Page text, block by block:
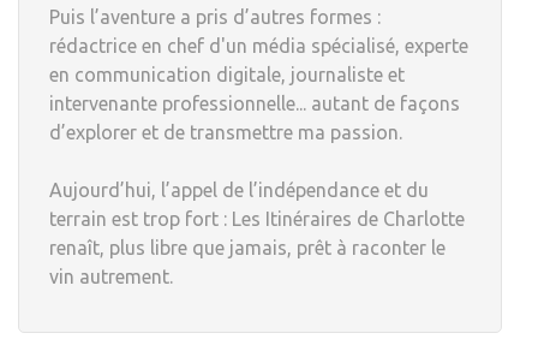
Puis l’aventure a pris d’autres formes :
rédactrice en chef d'un média spécialisé, experte
en communication digitale, journaliste et
intervenante professionnelle... autant de façons
d’explorer et de transmettre ma passion.
Aujourd’hui, l’appel de l’indépendance et du
terrain est trop fort : Les Itinéraires de Charlotte
renaît, plus libre que jamais, prêt à raconter le
vin autrement.